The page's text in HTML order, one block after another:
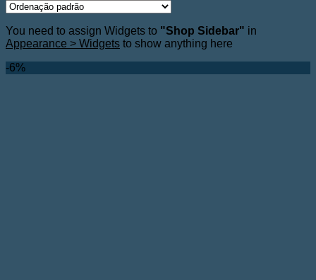
You need to assign Widgets to "Shop Sidebar" in
Appearance > Widgets to show anything here
-6%